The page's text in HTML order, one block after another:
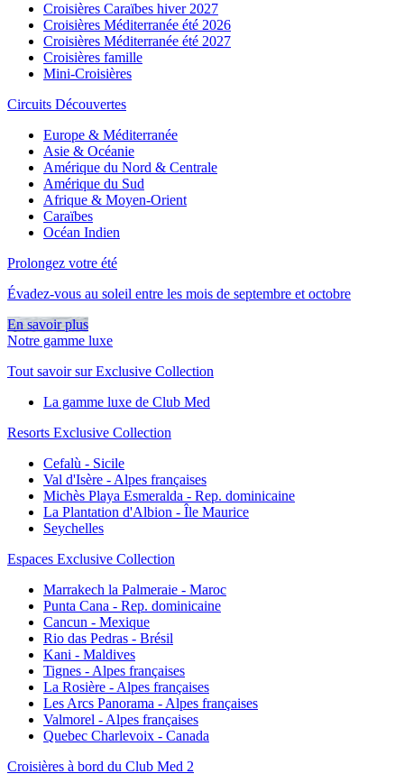
Croisières Caraïbes hiver 2027
Croisières Méditerranée été 2026
Croisières Méditerranée été 2027
Croisières famille
Mini-Croisières
Circuits Découvertes
Europe & Méditerranée
Asie & Océanie
Amérique du Nord & Centrale
Amérique du Sud
Afrique & Moyen-Orient
Caraïbes
Océan Indien
Prolongez votre été
Évadez-vous au soleil entre les mois de septembre et octobre
En savoir plus
Notre gamme luxe
Tout savoir sur Exclusive Collection
La gamme luxe de Club Med
Resorts Exclusive Collection
Cefalù - Sicile
Val d'Isère - Alpes françaises
Michès Playa Esmeralda - Rep. dominicaine
La Plantation d'Albion - Île Maurice
Seychelles
Espaces Exclusive Collection
Marrakech la Palmeraie - Maroc
Punta Cana - Rep. dominicaine
Cancun - Mexique
Rio das Pedras - Brésil
Kani - Maldives
Tignes - Alpes françaises
La Rosière - Alpes françaises
Les Arcs Panorama - Alpes françaises
Valmorel - Alpes françaises
Quebec Charlevoix - Canada
Croisières à bord du Club Med 2